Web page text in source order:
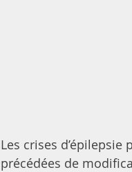
Les crises
précédées de